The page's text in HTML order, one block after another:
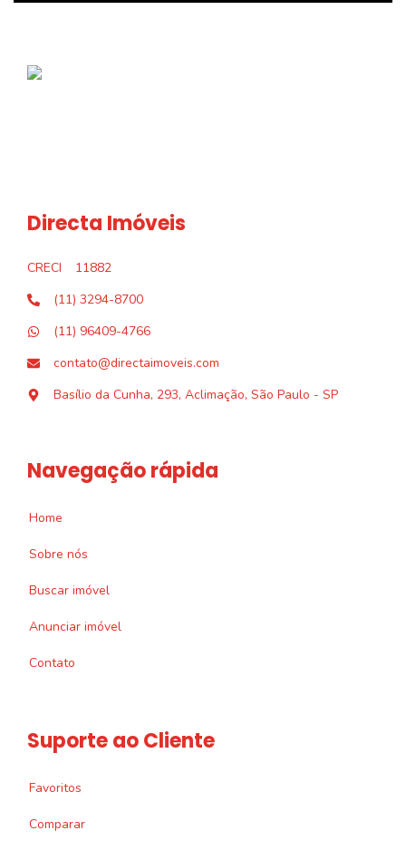
Directa Imóveis
CRECI
11882
(11) 3294-8700
(11) 96409-4766
contato@directaimoveis.com
Basílio da Cunha, 293, Aclimação, São Paulo - SP
Navegação rápida
Home
Sobre nós
Buscar imóvel
Anunciar imóvel
Contato
Suporte ao Cliente
Favoritos
Comparar